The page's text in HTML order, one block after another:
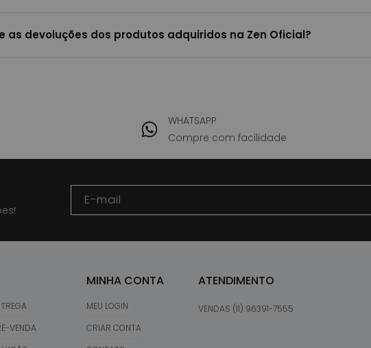
as devoluções dos produtos adquiridos na Zen Oficial?
WHATSAPP
Compre com facilidade
E-mail
VENDA
MINHA CONTA
MEU LOGIN
CRIAR CONTA
ATENDIMENTO
VENDAS (11) 96391-7555